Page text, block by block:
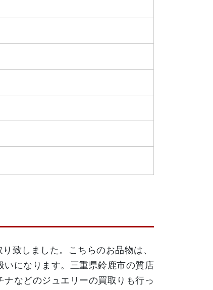
致しました。こちらのお品物は、
になります。三重県鈴鹿市の質店
などのジュエリーの買取りも行っ